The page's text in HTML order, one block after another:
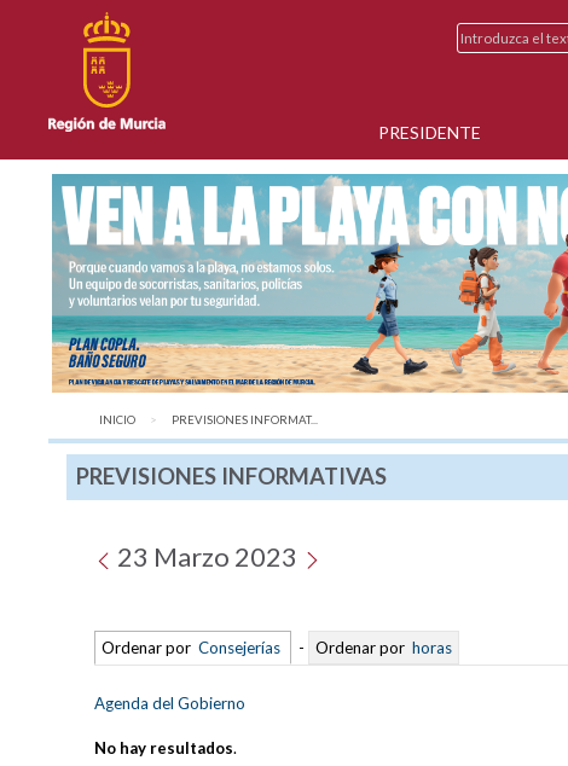
PRESIDENTE
INICIO AQUÍ:
PREVISIONES INFORMAT...
PREVISIONES INFORMATIVAS
23 Marzo 2023
Ordenar por Consejerías - Ordenar por horas
Agenda del Gobierno
No hay resultados.